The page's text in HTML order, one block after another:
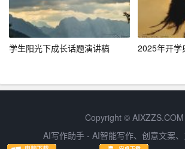
这“五要”，不仅能够帮助学生在比赛中
践中不断提升自己的演讲能力和综合素质
台，都是一次自我超越的旅程；每一次
世界展示自己独特魅力的机会。愿每位学
梁。
学生阳光下成长话题演讲稿 2025年开学
Copyright © AIXZZS.COM
AI写作助手 - AI智能写作、创意文案